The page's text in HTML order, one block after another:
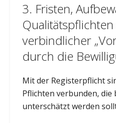
3. Fristen,
verbindlicher
durch die
Mit der Registerpflicht
Pflichten verbunden,
unterschätzt werden